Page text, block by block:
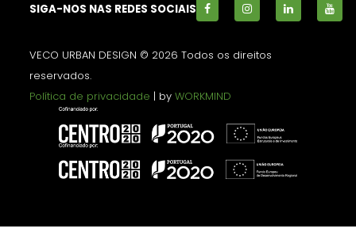
SIGA-NOS NAS REDES SOCIAIS
VECO URBAN DESIGN © 2026 Todos os direitos
reservados.
Política de privacidade | byWORKMIND